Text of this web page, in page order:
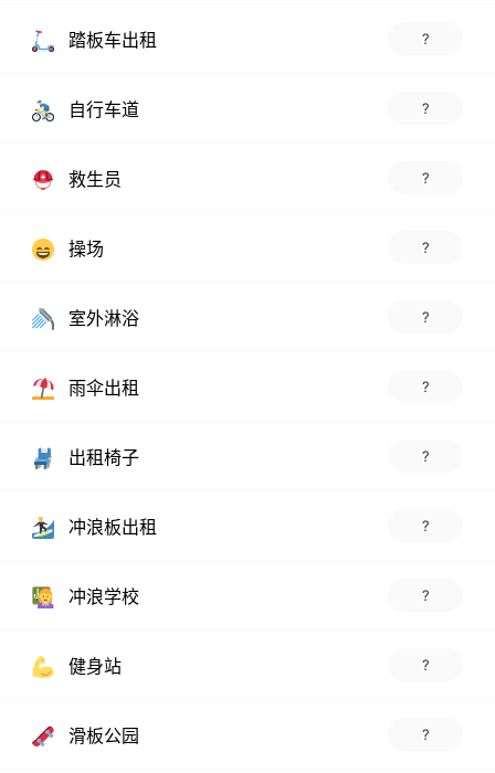
踏板车出租 ?
自行车道 ?
救生员 ?
操场 ?
室外淋浴 ?
雨伞出租 ?
出租椅子 ?
冲浪板出租 ?
冲浪学校 ?
健身站 ?
滑板公园 ?